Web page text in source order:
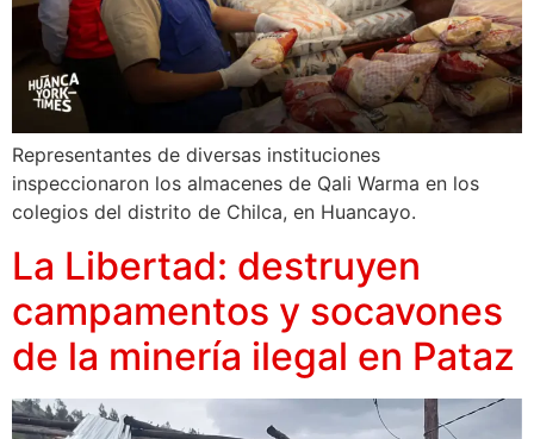
Representantes de diversas instituciones
inspeccionaron los almacenes de Qali Warma en los
colegios del distrito de Chilca, en Huancayo.
La Libertad: destruyen
campamentos y socavones
de la minería ilegal en Pataz